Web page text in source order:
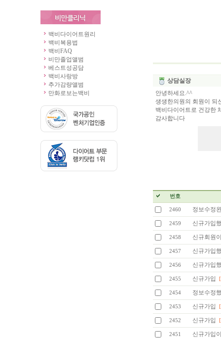
백비다이어트원리
백비복용법
백비FAQ
비만졸업앨범
베스트성공담
백비사랑방
추가감량앨범
만화로보는백비
상담실장
안녕하세요.^^
생생한의원의 회원이 되
백비다이어트로 건강한
감사합니다
번호
2460 정보수정
2459 신규가입
2458 신규회원
2457 신규가입
2456 신규가입
2455 신규가입
2454 정보수정
2453 신규가입
2452 신규가입
2451 신규가입